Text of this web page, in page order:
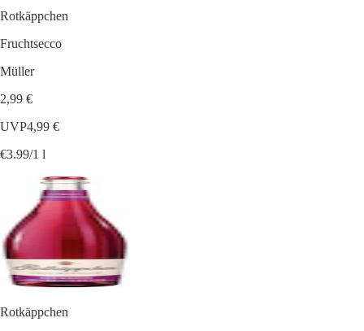
Rotkäppchen
Fruchtsecco
Müller
2,99 €
UVP4,99 €
€3.99/1 l
Rotkäppchen